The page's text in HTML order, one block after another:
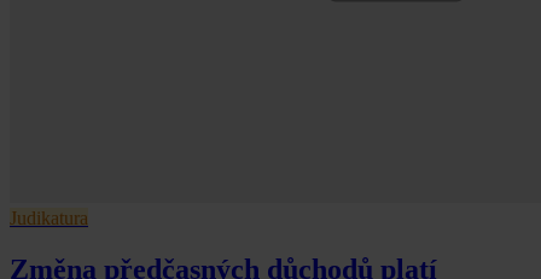
Judikatura
Změna předčasných důchodů platí